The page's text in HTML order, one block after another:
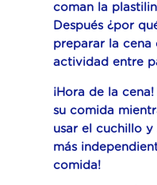
coman la
Después ¿por
preparar la cena
actividad entre
¡Hora de la
su comida
usar el cuchillo y
más
comida!